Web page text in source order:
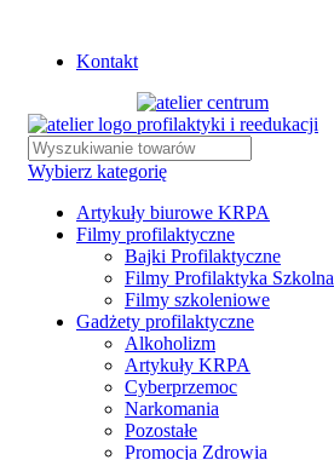
Kontakt
Wybierz kategorię
Artykuły biurowe KRPA
Filmy profilaktyczne
Bajki Profilaktyczne
Filmy Profilaktyka Szkolna
Filmy szkoleniowe
Gadżety profilaktyczne
Alkoholizm
Artykuły KRPA
Cyberprzemoc
Narkomania
Pozostałe
Promocja Zdrowia